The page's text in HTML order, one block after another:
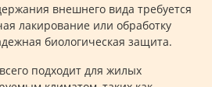
внешнего вида требуется
лакирование или обработку
биологическая защита.
подходит для жилых